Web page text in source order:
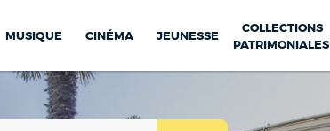
MUSIQUE CINÉMA JEUNESSE
COLLECTIONS
PATRIMONIALES